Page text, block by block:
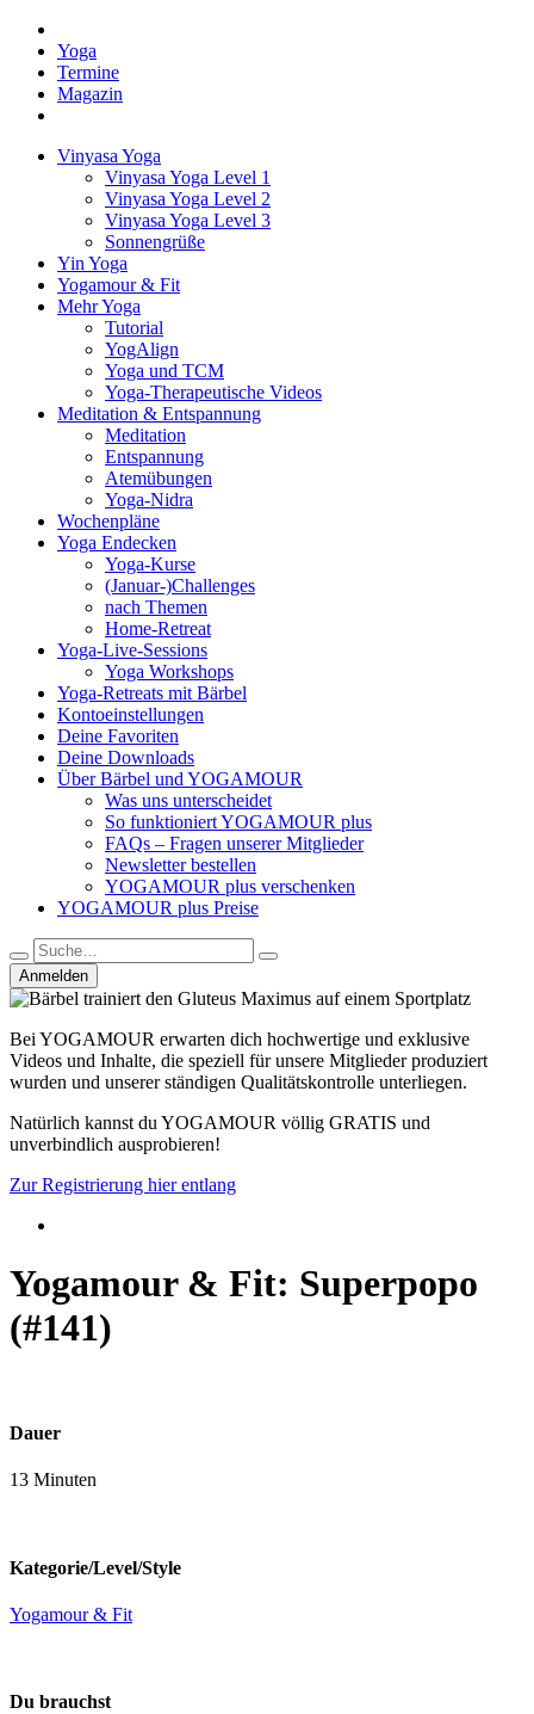
Yoga
Termine
Magazin
Vinyasa Yoga
Vinyasa Yoga Level 1
Vinyasa Yoga Level 2
Vinyasa Yoga Level 3
Sonnengrüße
Yin Yoga
Yogamour & Fit
Mehr Yoga
Tutorial
YogAlign
Yoga und TCM
Yoga-Therapeutische Videos
Meditation & Entspannung
Meditation
Entspannung
Atemübungen
Yoga-Nidra
Wochenpläne
Yoga Endecken
Yoga-Kurse
(Januar-)Challenges
nach Themen
Home-Retreat
Yoga-Live-Sessions
Yoga Workshops
Yoga-Retreats mit Bärbel
Kontoeinstellungen
Deine Favoriten
Deine Downloads
Über Bärbel und YOGAMOUR
Was uns unterscheidet
So funktioniert YOGAMOUR plus
FAQs – Fragen unserer Mitglieder
Newsletter bestellen
YOGAMOUR plus verschenken
YOGAMOUR plus Preise
Anmelden
Bei YOGAMOUR erwarten dich hochwertige und exklusive
Videos und Inhalte, die speziell für unsere Mitglieder produziert
wurden und unserer ständigen Qualitätskontrolle unterliegen.
Natürlich kannst du YOGAMOUR völlig GRATIS und
unverbindlich ausprobieren!
Zur Registrierung hier entlang
Yogamour & Fit: Superpopo
(#141)
Dauer
13 Minuten
Kategorie/Level/Style
Yogamour & Fit
Du brauchst